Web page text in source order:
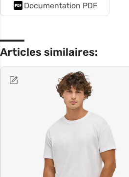
Documentation PDF
Articles similaires: